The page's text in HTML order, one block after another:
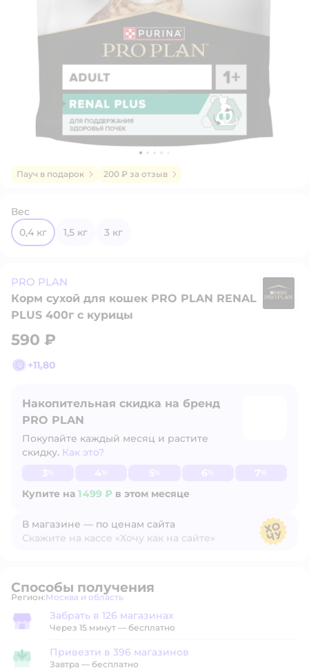
Пауч в подарок 200 ₽ за отзыв
Вес
0,4 кг
1,5 кг 3 кг
PRO PLAN
Корм сухой для кошек PRO PLAN RENAL
PLUS 400г с курицы
590 ₽
+11,80
Накопительная скидка на бренд
PRO PLAN
Покупайте каждый месяц и растите
скидку. Как это?
Купите на 1 499 ₽ в этом месяце
Узнать больше
В магазине — по ценам сайта
Скажите на кассе «Хочу как на сайте»
Способы получения
Регион: Выбор адреса доставки.
Москва и область
Забрать в магазине
Забрать в 126 магазинах
Через 15 минут — бесплатно
Привезти в магазин
Привезти в 396 магазинов
Завтра — бесплатно